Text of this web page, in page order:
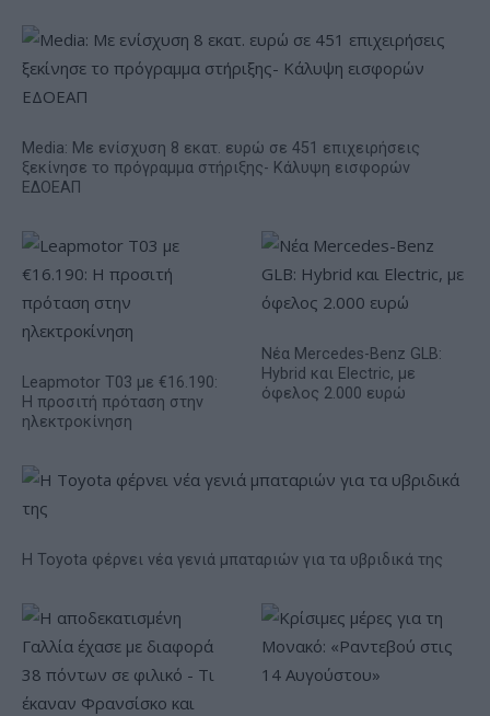
Media: Με ενίσχυση 8 εκατ. ευρώ σε 451 επιχειρήσεις
ξεκίνησε το πρόγραμμα στήριξης- Κάλυψη εισφορών
ΕΔΟΕΑΠ
Leapmotor T03 με €16.190:
Η προσιτή πρόταση στην
ηλεκτροκίνηση
Νέα Mercedes-Benz GLB:
Hybrid και Electric, με
όφελος 2.000 ευρώ
Η Toyota φέρνει νέα γενιά μπαταριών για τα υβριδικά της